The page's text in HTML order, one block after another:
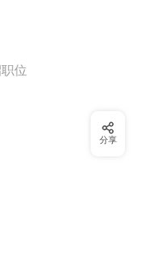
位
分享